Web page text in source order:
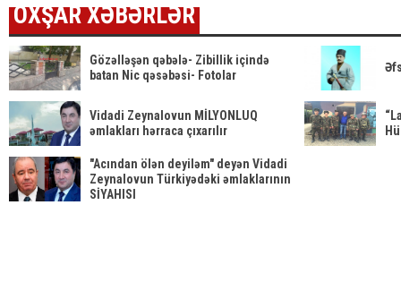
OXŞAR XƏBƏRLƏR
Gözəlləşən qəbələ- Zibillik içində
batan Nic qəsəbəsi- Fotolar
Vidadi Zeynalovun MİLYONLUQ
əmlakları hərraca çıxarılır
"Acından ölən deyiləm" deyən Vidadi
Zeynalovun Türkiyədəki əmlaklarının
SİYAHISI